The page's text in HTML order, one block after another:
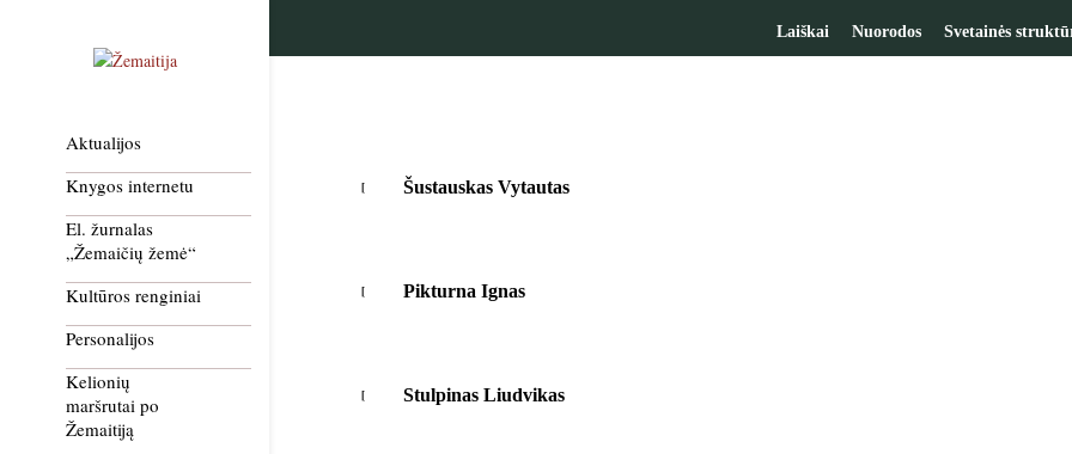
Laiškai Nuorodos Svetainės
Aktualijos
Knygos internetu
El. žurnalas
„Žemaičių žemė“
Kultūros renginiai
Personalijos
Kelionių
maršrutai po
Žemaitiją
Šustauskas Vytautas
Pikturna Ignas
Stulpinas Liudvikas